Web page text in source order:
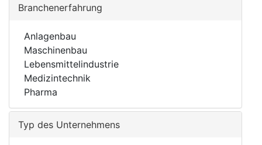
Branchenerfahrung
Anlagenbau
Maschinenbau
Lebensmittelindustrie
Medizintechnik
Pharma
Typ des Unternehmens